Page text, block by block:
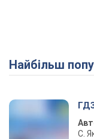
Найбільш
С.